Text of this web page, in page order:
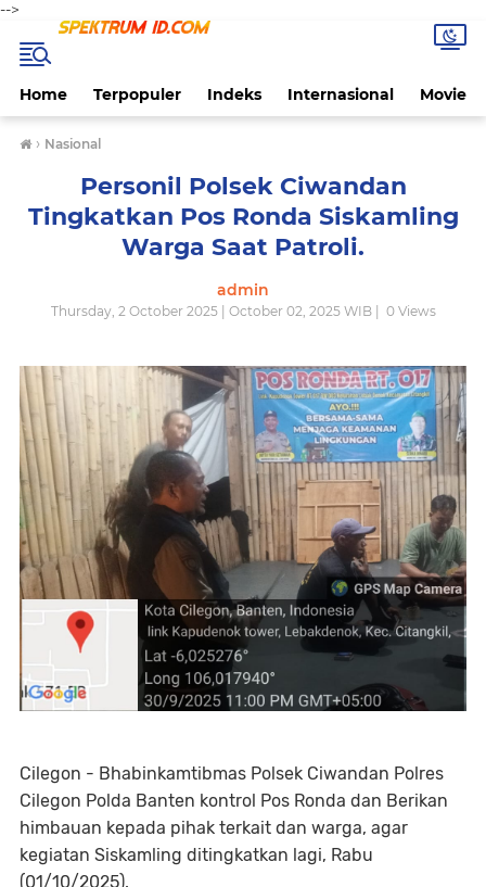
-->
Home Terpopuler Indeks Internasional Movie
› Nasional
Personil Polsek Ciwandan
Tingkatkan Pos Ronda Siskamling
Warga Saat Patroli.
admin
Thursday, 2 October 2025 | October 02, 2025 WIB | 0Views
Cilegon - Bhabinkamtibmas Polsek Ciwandan Polres
Cilegon Polda Banten kontrol Pos Ronda dan Berikan
himbauan kepada pihak terkait dan warga, agar
kegiatan Siskamling ditingkatkan lagi, Rabu
(01/10/2025).